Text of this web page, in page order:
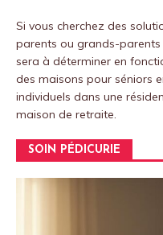
Si vous cherchez des
parents ou grands-parents
sera à déterminer en
des maisons pour séniors
individuels dans une
maison de retraite.
SOIN PÉDICURIE